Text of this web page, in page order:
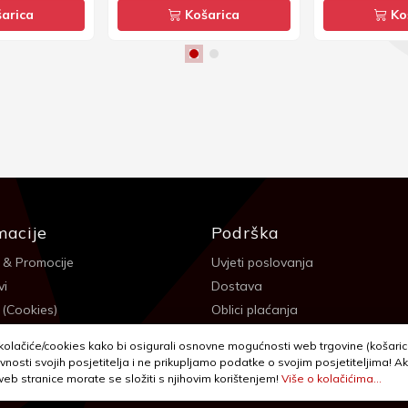
Košarica
Promocije
Podrška
Uvjeti poslovanja
Dostava
Oblici plaćanja
Reklamacije, povrati i prigovori
Jednostrani raskid ugovora
cookies kako bi osigurali osnovne mogućnosti web trgovine
svojih posjetitelja i ne prikupljamo podatke o svojim posjetiteljima!
stranice morate se složiti s njihovim korištenjem! Više o kolačićima...